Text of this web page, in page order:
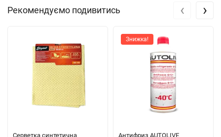
Рекомендуємо подивитись
Серветка синтетична
Знижка!
Антифриз AUTOLIVE
‹ ›